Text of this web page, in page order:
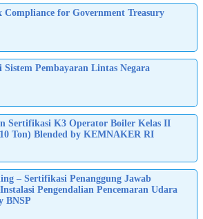
Compliance for Government Treasury
Sistem Pembayaran Lintas Negara
Sertifikasi K3 Operator Boiler Kelas II
Ton) Blended by KEMNAKER RI
– Sertifikasi Penanggung Jawab
Pengendalian Pencemaran Udara
BNSP